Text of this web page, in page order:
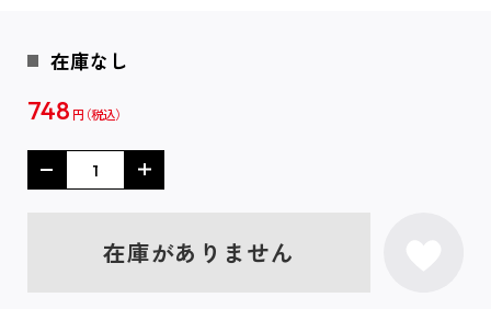
在庫なし
748 円
在庫がありません